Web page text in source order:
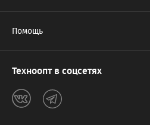
Помощь
Техноопт в соцсетях